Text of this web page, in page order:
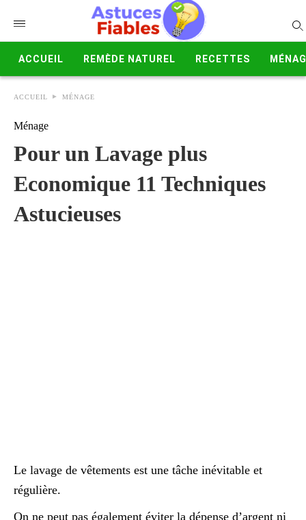
ACCUEIL REMÈDE NATUREL RECETTES
ACCUEIL MÉNAGE
Ménage
Pour un Lavage plus
Economique 11 Techniques
Astucieuses
Le lavage de vêtements est une tâche inévitable et
régulière.
On ne peut pas également éviter la dépense d’argent ni